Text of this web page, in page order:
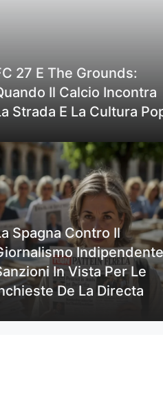
27 E The Grounds:
Il Calcio Incontra
Strada E La Cultura
Spagna Contro Il
In Vista Per Le
De La Directa